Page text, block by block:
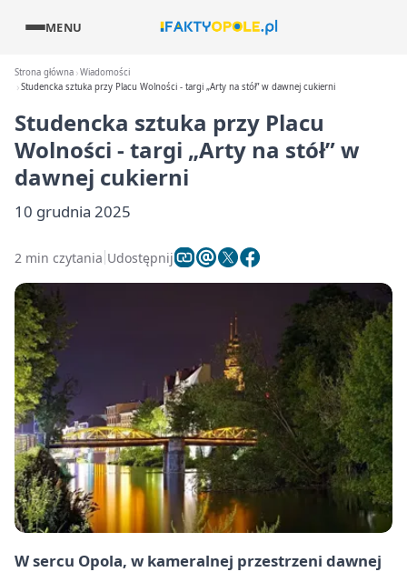
MENU
Strona główna Wiadomości
Studencka sztuka przy Placu Wolności - targi „Arty na stół” w dawnej cukierni
Studencka sztuka przy Placu
Wolności - targi „Arty na stół” w
dawnej cukierni
10 grudnia 2025
2 min czytania Udostępnij
W sercu Opola, w kameralnej przestrzeni dawnej